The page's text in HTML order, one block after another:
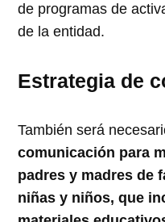
de programas de
de la entidad.
Estrategia de
También será
comunicación para
padres y madres de
niñas y niños, que